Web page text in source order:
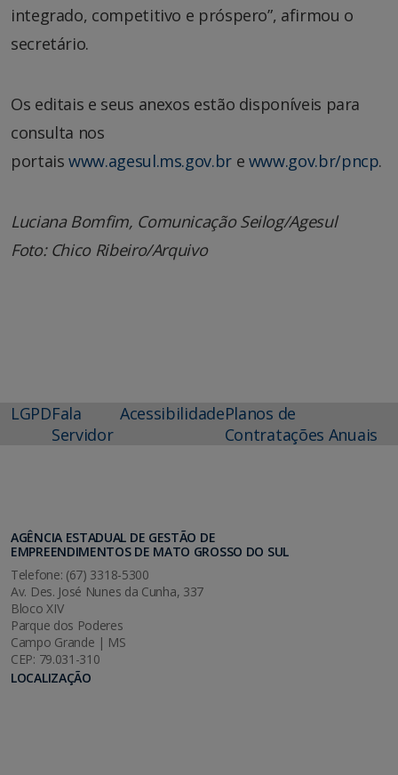
integrado, competitivo e próspero”, afirmou o
secretário.
Os editais e seus anexos estão disponíveis para
consulta nos
portaiswww.agesul.ms.gov.bre www.gov.br/pncp.
Luciana Bomfim, Comunicação Seilog/Agesul
Foto: Chico Ribeiro/Arquivo
LGPDFala
Servidor
AcessibilidadePlanos de
Contratações Anuais
AGÊNCIA ESTADUAL DE GESTÃO DE
EMPREENDIMENTOS DE MATO GROSSO DO SUL
Telefone: (67) 3318-5300
Av. Des. José Nunes da Cunha, 337
Bloco XIV
Parque dos Poderes
Campo Grande | MS
CEP: 79.031-310
LOCALIZAÇÃO